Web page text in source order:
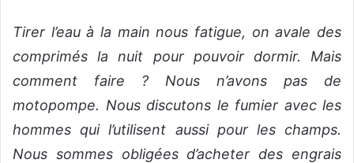
Tirer l’eau à la main nous fatigue, on avale des
comprimés la nuit pour pouvoir dormir. Mais
comment faire ? Nous n’avons pas de
motopompe. Nous discutons le fumier avec les
hommes qui l’utilisent aussi pour les champs.
Nous sommes obligées d’acheter des engrais